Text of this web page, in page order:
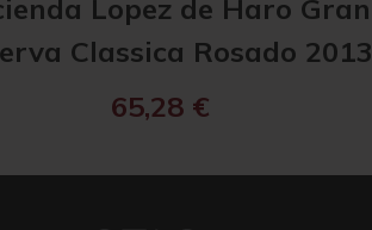
Lopez de Haro Gran
Classica Rosado 2013
65,28 €